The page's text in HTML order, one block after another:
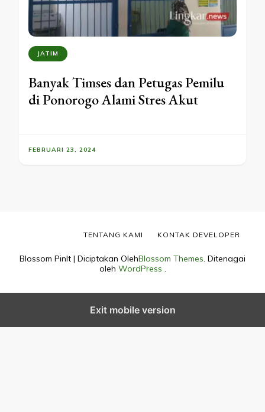
JATIM
Banyak Timses dan Petugas Pemilu
di Ponorogo Alami Stres Akut
FEBRUARI 23, 2024
Blossom PinIt | Diciptakan OlehBlossom Themes. Ditenagai
oleh WordPress .
TENTANG KAMI KONTAK DEVELOPER
Exit mobile version